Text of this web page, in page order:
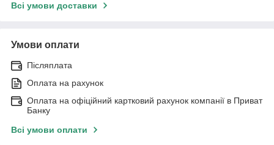
Всі умови доставки
Умови оплати
Післяплата
Оплата на рахунок
Оплата на офіційний картковий рахунок компанії в Приват
Банку
Всі умови оплати